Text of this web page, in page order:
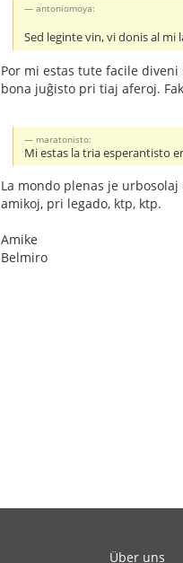
antoniomoya:
Sed leginte vin, vi donis al
Por mi estas tute facile
bona juĝisto pri tiaj aferoj.
maratonisto:
Mi estas la tria esperantisto
La mondo plenas je
amikoj, pri legado, ktp, ktp.
Amike
Belmiro
Über uns